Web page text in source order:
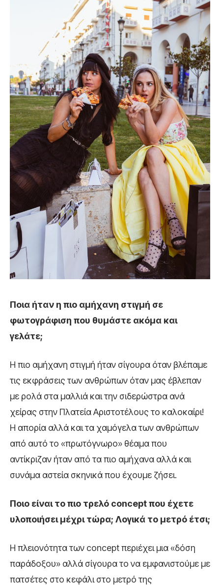
Ποια ήταν η πιο αμήχανη στιγμή σε
φωτογράφιση που θυμάστε ακόμα και
γελάτε;
Η πιο αμήχανη στιγμή ήταν σίγουρα όταν βλέπαμε
τις εκφράσεις των ανθρώπων όταν μας έβλεπαν
με ρολά στα μαλλιά και την σιδερώστρα ανά
χείρας στην Πλατεία Αριστοτέλους το καλοκαίρι!
Η απορία αλλά και τα χαμόγελα των ανθρώπων
από αυτό το «πρωτόγνωρο» θέαμα που
αντίκριζαν ήταν από τα πιο αμήχανα αλλά και
συνάμα αστεία σκηνικά που έχουμε ζήσει.
Ποιο είναι το πιο τρελό conceptπου έχετε
υλοποιήσει μέχρι τώρα; Λογικά το μετρό έτσι;
Η πλειονότητα των concept περιέχει μια «δόση
παράδοξου» αλλά σίγουρα το να εμφανιστούμε με
πατσέτες στο κεφάλι στο μετρό της